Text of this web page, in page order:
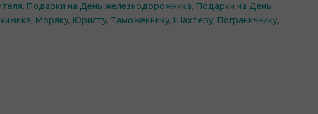
, Подарки на День железнодорожника, Подарки на День
, Моряку, Юристу, Таможеннику, Шахтеру, Пограничнику,